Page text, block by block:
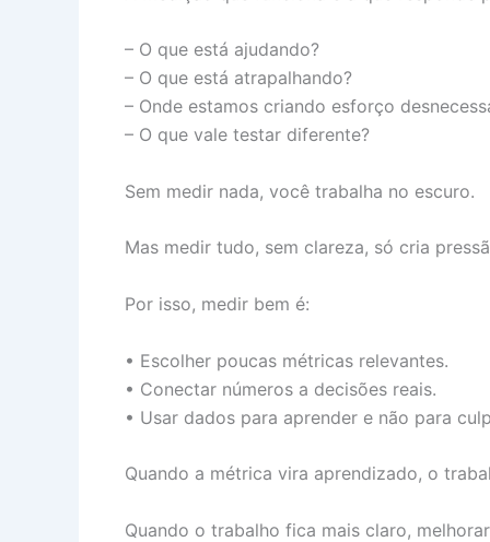
– O que está ajudando?
– O que está atrapalhando?
– Onde estamos criando esforço
– O que vale testar diferente?
Sem medir nada, você trabalha no escuro.
Mas medir tudo, sem clareza, só cria
Por isso, medir bem é:
• Escolher poucas métricas relevantes.
• Conectar números a decisões reais.
• Usar dados para aprender e não para
Quando a métrica vira aprendizado, o
Quando o trabalho fica mais claro,